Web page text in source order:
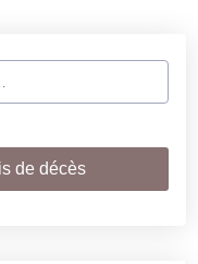
de décès